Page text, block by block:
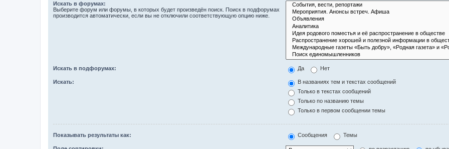
Искать в форумах:
Выберите форум или форумы, в которых будет произведён поиск. Поиск в подфорумах
производится автоматически, если вы не отключили соответствующую опцию ниже.
Искать в подфорумах: Да Нет
Искать:
В названиях тем и текстах сообщений
Только в текстах сообщений
Только по названию темы
Только в первом сообщении темы
Показывать результаты как: Сообщения Темы